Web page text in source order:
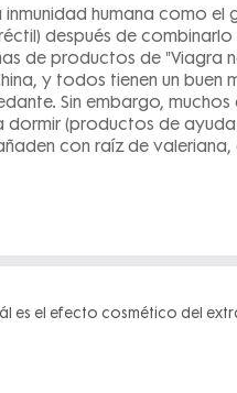
humana como el
después de
de productos de "Viagra
y todos tienen un buen
Sin embargo,
dormir (productos de
con raíz de valeriana,
es el efecto cosmético del